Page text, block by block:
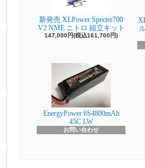
新発売 XLPower Specter700
V2 NME ニトロ 組立キット
147,000円(税込161,700円)
EnergyPower 6S4800mAh
45C LW
お問い合わせ